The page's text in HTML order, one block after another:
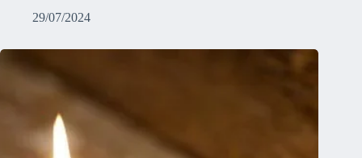
29/07/2024